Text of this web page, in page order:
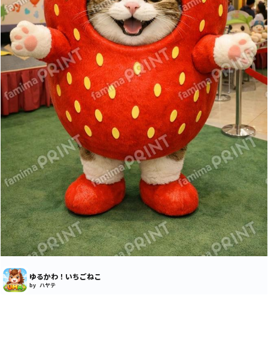
ゆるかわ！いちごねこ
by ハヤテ